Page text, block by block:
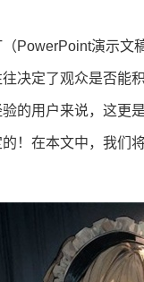
PowerPoint演示文
决定了观众是否能
的用户来说，这更
！在本文中，我们